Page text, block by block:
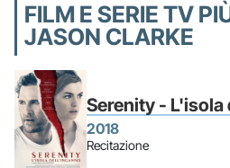
FILM E SERIE TV
JASON CLARKE
Serenity -
2018
Recitazione